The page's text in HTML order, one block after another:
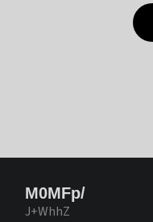
M0MFp/
J+WhhZ